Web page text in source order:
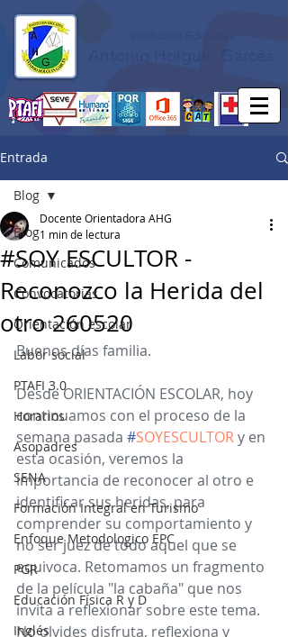
Entrada
Blog
Comunicados
Convocatorias
Orientación escolar
Labor social
PTAFI 3.0
Horarios
Asopadres
SENA
Formación Integral en Turismo
Enfoque Metodologico EPC
PGR
Educación Física R y D
Inglés
Blog
#SOY ESCULTOR -
Reconozco la Herida del
otro 260520
Docente Orientadora AHG
1 min de lectura
Buenos días familia.
Desde ORIENTACIÓN ESCOLAR, hoy
continuamos con el proceso de la
semana pasada #SOYESCULTORy en
esta ocasión, veremos la
importancia de reconocer al otro e
identificar sus heridas, para
comprender su comportamiento y
no ser juez de todo aquel que se
equivoca. Retomamos un fragmento
de la película "la cabaña" que nos
invita a reflexionar sobre este tema.
No olvides disfruta, reflexiona y